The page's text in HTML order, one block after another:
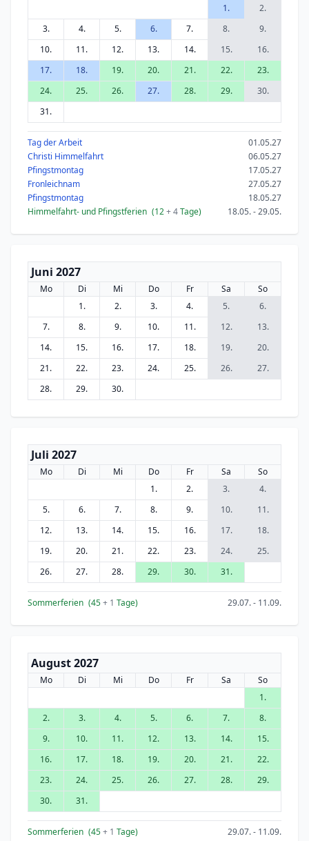
1.
2.
3.
4. 5. 6. 7. 8.
9.
10.
11. 12. 13. 14. 15.
16.
17.
18. 19. 20. 21. 22.
23.
24.
25. 26. 27. 28. 29.
30.
31.
Tag der Arbeit
01.05.27
Christi Himmelfahrt
06.05.27
Pfingstmontag
17.05.27
Fronleichnam
27.05.27
Pfingstmontag
18.05.27
Himmelfahrt- und Pfingstferien (12+ 4Tage) 18.05. - 29.05.
Juni 2027
Mo Di Mi Do Fr Sa
So
1.
2. 3. 4. 5.
6.
7.
8. 9. 10. 11. 12.
13.
14.
15. 16. 17. 18. 19.
20.
21.
22. 23. 24. 25. 26.
27.
28.
29. 30.
Juli 2027
Mo Di Mi Do Fr Sa
So
1.
2. 3.
4.
5.
6. 7. 8. 9. 10.
11.
12.
13. 14. 15. 16. 17.
18.
19.
20. 21. 22. 23. 24.
25.
26.
27. 28. 29. 30. 31.
Sommerferien (45+ 1 Tage) 29.07. - 11.09.
August 2027
Mo Di Mi Do Fr Sa
So
1.
2.
3. 4. 5. 6. 7.
8.
9.
10. 11. 12. 13. 14.
15.
16.
17. 18. 19. 20. 21.
22.
23.
24. 25. 26. 27. 28.
29.
30.
31.
Sommerferien (45+ 1 Tage) 29.07. - 11.09.